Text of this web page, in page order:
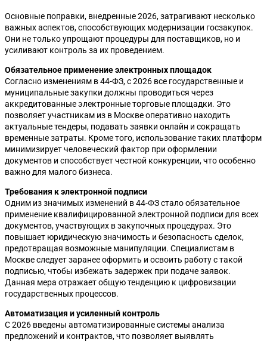
Основные поправки, внедренные 2026, затрагивают несколько
важных аспектов, способствующих модернизации госзакупок.
Они не только упрощают процедуры для поставщиков, но и
усиливают контроль за их проведением.
Обязательное применение электронных площадок
Согласно изменениям в 44-ФЗ, с 2026 все государственные и
муниципальные закупки должны проводиться через
аккредитованные электронные торговые площадки. Это
позволяет участникам из в Москве оперативно находить
актуальные тендеры, подавать заявки онлайн и сокращать
временные затраты. Кроме того, использование таких платформ
минимизирует человеческий фактор при оформлении
документов и способствует честной конкуренции, что особенно
важно для малого бизнеса.
Требования к электронной подписи
Одним из значимых изменений в 44-ФЗ стало обязательное
применение квалифицированной электронной подписи для всех
документов, участвующих в закупочных процедурах. Это
повышает юридическую значимость и безопасность сделок,
предотвращая возможные манипуляции. Специалистам в
Москве следует заранее оформить и освоить работу с такой
подписью, чтобы избежать задержек при подаче заявок.
Данная мера отражает общую тенденцию к цифровизации
государственных процессов.
Автоматизация и усиленный контроль
С 2026 введены автоматизированные системы анализа
предложений и контрактов, что позволяет выявлять